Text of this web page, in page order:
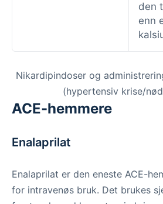
den
enn
Nikardipindoser og
(hypertensiv krise/
ACE-hemmere
Enalaprilat
Enalaprilat er den eneste ACE-
for intravenøs bruk. Det brukes